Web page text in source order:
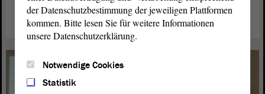
der Datenschutzbestimmung der jeweiligen Plattformen
kommen. Bitte lesen Sie für weitere Informationen
unsere Datenschutzerklärung.
Notwendige Cookies
Statistik